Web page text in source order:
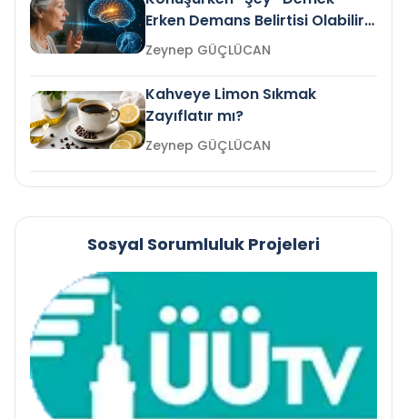
Erken Demans Belirtisi Olabilir
mi?
Zeynep GÜÇLÜCAN
Kahveye Limon Sıkmak
Zayıflatır mı?
Zeynep GÜÇLÜCAN
Sosyal Sorumluluk Projeleri